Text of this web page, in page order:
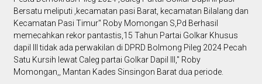
Bersatu meliputi ,kecamatan pasi Barat, kecamatan Bilalang dan
Kecamatan Pasi Timur" Roby Momongan S,Pd Berhasil
memecahkan rekor pantastis,15 Tahun Partai Golkar Khusus
dapil III tidak ada perwakilan di DPRD Bolmong Pileg 2024 Pecah
Satu Kursih lewat Caleg partai Golkar Dapil III," Roby
Momongan,, Mantan Kades Sinsingon Barat dua periode.